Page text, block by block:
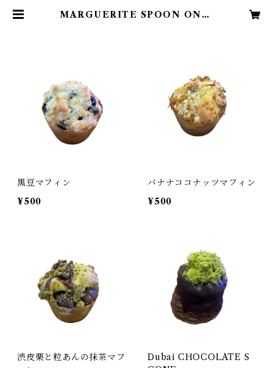
MARGUERITE SPOON ONLI
黒豆マフィン
¥500
バナナココナッツマフィン
¥500
渋皮栗と粒あんの抹茶マフ
Dubai CHOCOLATE S